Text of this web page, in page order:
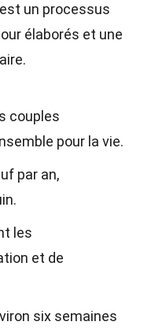
un processus
élaborés et une
couples
pour la vie.
par an,
les
et de
six semaines